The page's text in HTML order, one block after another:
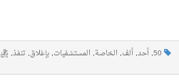
50
,أحد,ألف, الخاصة, المستشفيات,بإغلاق, تنفذ, ريال